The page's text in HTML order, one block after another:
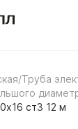
/Труба
ст3 12 м